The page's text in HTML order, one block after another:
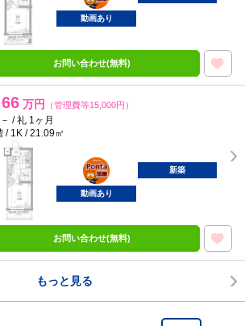
動画あり
お問い合わせ(無料)
万円 （管理費等15,000円）
/ 礼 1ヶ月
/ 1K / 21.09㎡
ポンタ
部屋
新築
動画あり
お問い合わせ(無料)
もっと見る